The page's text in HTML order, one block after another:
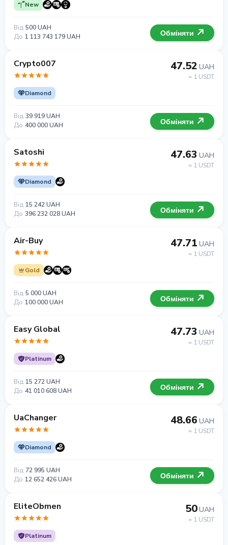
New
Від 500 UAH
До 1 113 743 179 UAH Обміняти
Crypto007
Diamond
47.52 UAH
= 1 USDT
Від 39 919 UAH
До 400 000 UAH Обміняти
Satoshi
Diamond
47.63 UAH
= 1 USDT
Від 15 242 UAH
До 396 232 028 UAH Обміняти
Air-Buy
Gold
47.71 UAH
= 1 USDT
Від 5 000 UAH
До 100 000 UAH Обміняти
Easy Global
Platinum
47.73 UAH
= 1 USDT
Від 15 272 UAH
До 41 010 608 UAH Обміняти
UaChanger
Diamond
48.66 UAH
= 1 USDT
Від 72 995 UAH
До 12 652 426 UAH Обміняти
EliteObmen
Platinum
50UAH
= 1 USDT